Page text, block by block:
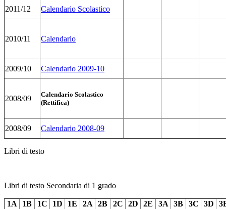
2011/12 Calendario Scolastico
2010/11 Calendario
2009/10 Calendario 2009-10
2008/09
Calendario Scolastico
(Rettifica)
2008/09 Calendario 2008-09
Libri di testo
Libri di testo Secondaria di 1 grado
1A 1B 1C 1D 1E 2A 2B 2C 2D 2E 3A 3B 3C 3D